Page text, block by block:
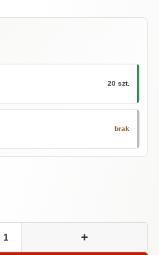
20 szt.
brak
+